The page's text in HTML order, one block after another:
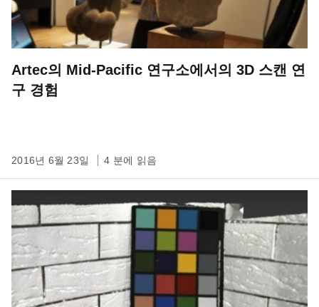
Artec의 Mid-Pacific 연구소에서의 3D 스캔 연
구 경험
2016년 6월 23일 4 분에 읽음